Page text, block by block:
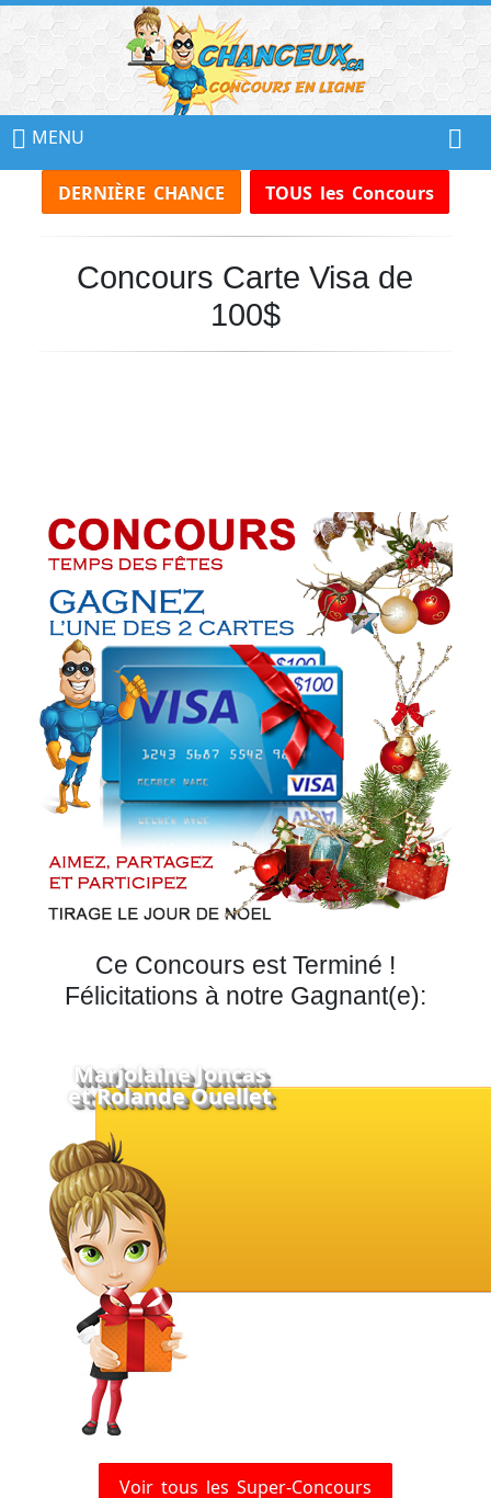
MENU
DERNIÈRE CHANCE TOUS les Concours
Concours Carte Visa de
100$
Ce Concours est Terminé !
Félicitations à notre Gagnant(e):
Marjolaine Joncas
et Rolande Ouellet
Voir tous les Super-Concours
📢
Ne
Manquez
Aucun
Concours!
Inscrivez-
Prénom
Courriel
JE
M'INSCRIS!